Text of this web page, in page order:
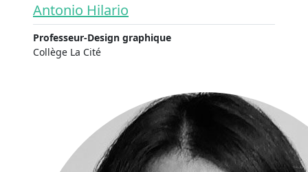
Antonio Hilario
Professeur-Design graphique
Collège La Cité